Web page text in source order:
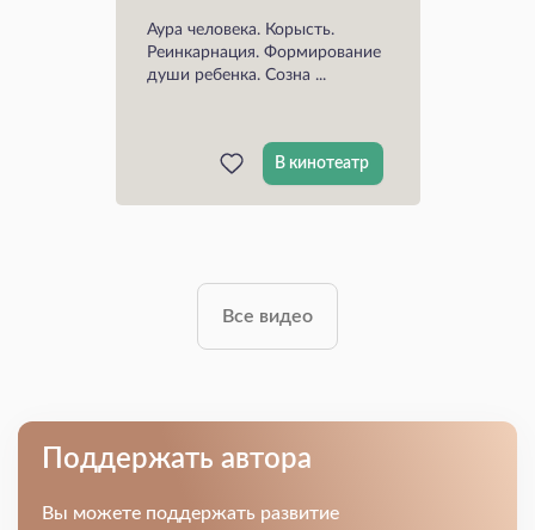
Аура человека. Корысть.
Реинкарнация. Формирование
души ребенка. Созна ...
В кинотеатр
Все видео
Поддержать автора
Вы можете поддержать развитие